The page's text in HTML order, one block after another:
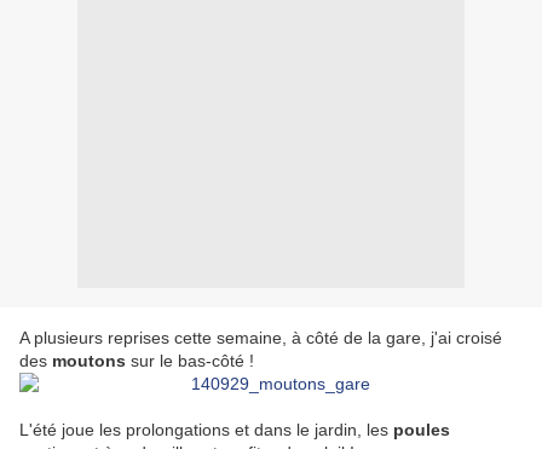
A plusieurs reprises cette semaine, à côté de la gare, j'ai croisé
des moutons sur le bas-côté !
L'été joue les prolongations et dans le jardin, les poules